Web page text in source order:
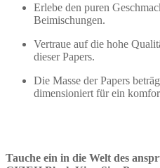
Erlebe den puren
Beimischungen.
Vertraue auf die hohe
dieser Papers.
Die Masse der Papers
dimensioniert für ein
Tauche ein in die Welt des